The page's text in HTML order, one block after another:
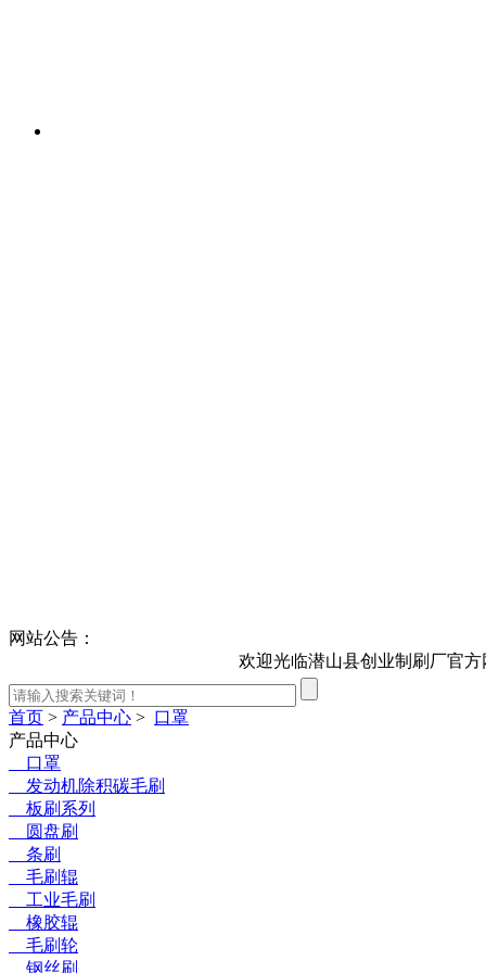
网站公告：
欢迎光临潜山县创业制刷厂官方
首页 > 产品中心 > 口罩
产品中心
口罩
发动机除积碳毛刷
板刷系列
圆盘刷
条刷
毛刷辊
工业毛刷
橡胶辊
毛刷轮
钢丝刷